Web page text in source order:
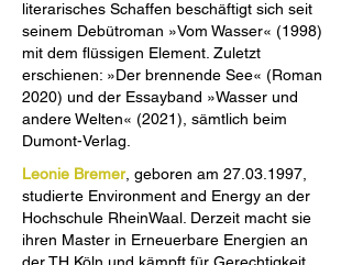
literarisches Schaffen beschäftigt sich seit
seinem Debütroman »Vom Wasser« (1998)
mit dem flüssigen Element. Zuletzt
erschienen: »Der brennende See« (Roman
2020) und der Essayband »Wasser und
andere Welten« (2021), sämtlich beim
Dumont-Verlag.
Leonie Bremer, geboren am 27.03.1997
studierte Environment and Energy an der
Hochschule RheinWaal. Derzeit macht sie
ihren Master in Erneuerbare Energien an